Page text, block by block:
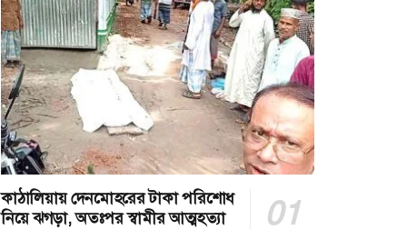
কাঠালিয়ায় দেনমোহরের টাকা পরিশোধ
নিয়ে ঝগড়া, অতঃপর স্বামীর আত্মহত্যা